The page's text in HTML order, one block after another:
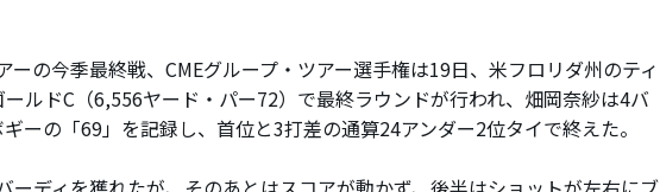
ーの今季最終戦、CMEグループ・ツアー選手権は19日、米フロリダ州のティ
ールドC（6,556ヤード・パー72）で最終ラウンドが行われ、畑岡奈紗は4バ
ーの「69」を記録し、首位と3打差の通算24アンダー2位タイで終えた。